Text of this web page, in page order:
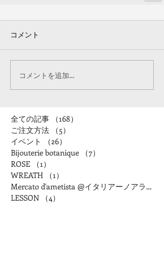
コメント
コメントを追加…
全ての記事 （168）
ご注文方法
（5）
イベント
（26）
Bijouterie botanique
（7）
ROSE
（1）
WREATH
（1）
Mercato d'ametista @イタリアーノアランチャ
LESSON
（4）